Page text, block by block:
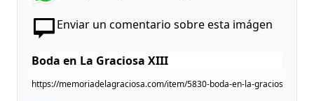
Enviar un comentario sobre esta imágen